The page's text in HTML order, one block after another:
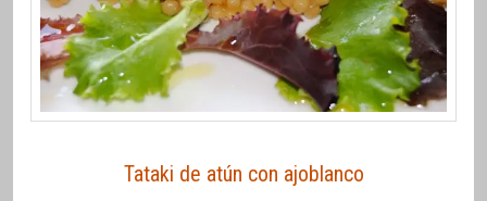
Tataki de atún con ajoblanco